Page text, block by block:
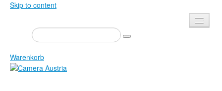
Skip to content
Presse
Veranstaltungen
Newsletter
Warenkorb